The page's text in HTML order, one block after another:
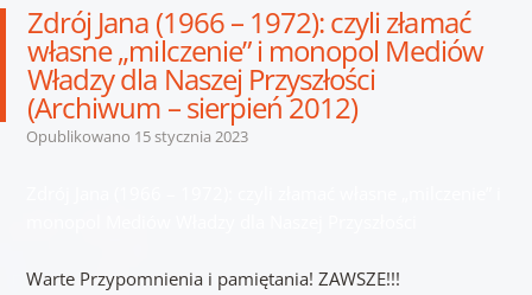
Zdrój Jana (1966 – 1972): czyli złamać
własne „milczenie” i monopol Mediów
Władzy dla Naszej Przyszłości
(Archiwum – sierpień 2012)
Opublikowano 15 stycznia 2023
Warte Przypomnienia i pamiętania! ZAWSZE!!!